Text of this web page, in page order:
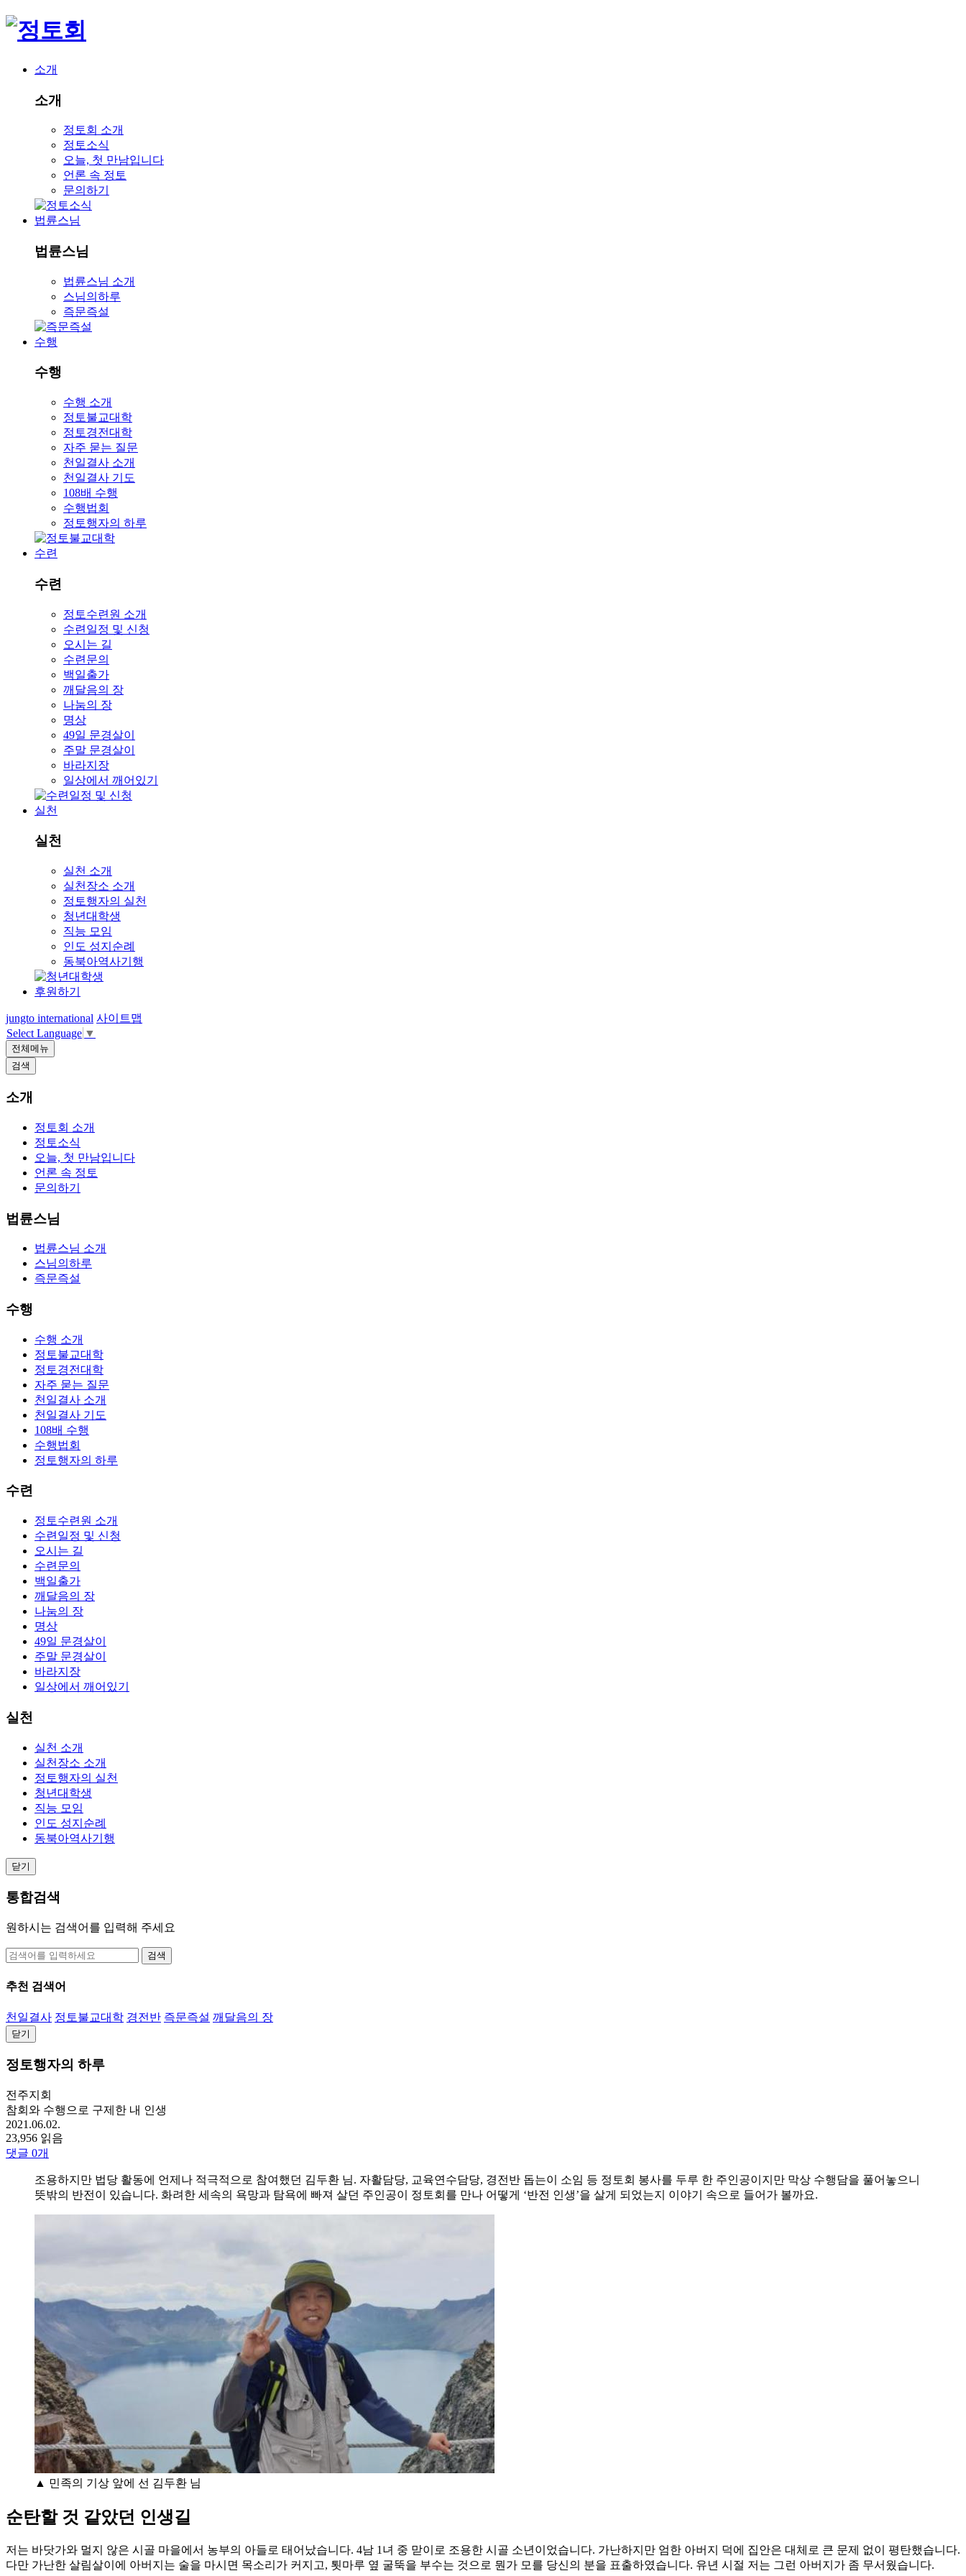
소개
소개
정토회 소개
정토소식
오늘, 첫 만남입니다
언론 속 정토
문의하기
법륜스님
법륜스님
법륜스님 소개
스님의하루
즉문즉설
수행
수행
수행 소개
정토불교대학
정토경전대학
자주 묻는 질문
천일결사 소개
천일결사 기도
108배 수행
수행법회
정토행자의 하루
수련
수련
정토수련원 소개
수련일정 및 신청
오시는 길
수련문의
백일출가
깨달음의 장
나눔의 장
명상
49일 문경살이
주말 문경살이
바라지장
일상에서 깨어있기
실천
실천
실천 소개
실천장소 소개
정토행자의 실천
청년대학생
직능 모임
인도 성지순례
동북아역사기행
후원하기
jungto international 사이트맵
Select Language ▼
전체메뉴
검색
소개
정토회 소개
정토소식
오늘, 첫 만남입니다
언론 속 정토
문의하기
법륜스님
법륜스님 소개
스님의하루
즉문즉설
수행
수행 소개
정토불교대학
정토경전대학
자주 묻는 질문
천일결사 소개
천일결사 기도
108배 수행
수행법회
정토행자의 하루
수련
정토수련원 소개
수련일정 및 신청
오시는 길
수련문의
백일출가
깨달음의 장
나눔의 장
명상
49일 문경살이
주말 문경살이
바라지장
일상에서 깨어있기
실천
실천 소개
실천장소 소개
정토행자의 실천
청년대학생
직능 모임
인도 성지순례
동북아역사기행
닫기
통합검색
원하시는 검색어를 입력해 주세요
검색
추천 검색어
천일결사 정토불교대학 경전반 즉문즉설 깨달음의 장
닫기
정토행자의 하루
전주지회
참회와 수행으로 구제한 내 인생
2021.06.02.
23,956 읽음
댓글 0개
조용하지만 법당 활동에 언제나 적극적으로 참여했던 김두환 님. 자활담당, 교육연수담당, 경전반 돕는이 소임 등 정토회 봉사를 두루 한 주인공이지만 막상 수행담을 풀어놓으니
뜻밖의 반전이 있습니다. 화려한 세속의 욕망과 탐욕에 빠져 살던 주인공이 정토회를 만나 어떻게 ‘반전 인생’을 살게 되었는지 이야기 속으로 들어가 볼까요.
▲ 민족의 기상 앞에 선 김두환 님
순탄할 것 같았던 인생길
저는 바닷가와 멀지 않은 시골 마을에서 농부의 아들로 태어났습니다. 4남 1녀 중 맏이로 조용한 시골 소년이었습니다. 가난하지만 엄한 아버지 덕에 집안은 대체로 큰 문제 없이 평탄했습니다.
다만 가난한 살림살이에 아버지는 술을 마시면 목소리가 커지고, 툇마루 옆 굴뚝을 부수는 것으로 뭔가 모를 당신의 분을 표출하였습니다. 유년 시절 저는 그런 아버지가 좀 무서웠습니다.